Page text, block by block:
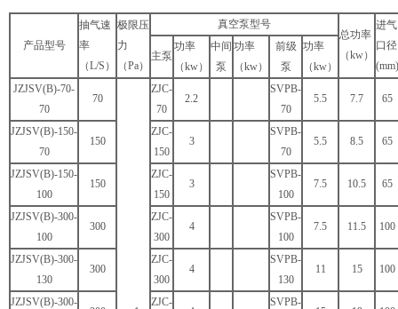
产品型号
抽气速
率
（L/S）
极限压
力
（Pa）
真空泵型号
总功率
（kw）
进气
口径
(mm)
主泵
功率
（kw）
中间
泵
功率
（kw）
前级
泵
功率
（kw）
JZJSV(B)-70-
70
70
ZJC-
70
2.2
SVPB-
70
5.5 7.7 65
JZJSV(B)-150-
70
150
ZJC-
150
3
SVPB-
70
5.5 8.5 65
JZJSV(B)-150-
100
150
ZJC-
150
3
SVPB-
100
7.5 10.5 65
JZJSV(B)-300-
100
300
ZJC-
300
4
SVPB-
100
7.5 11.5 100
JZJSV(B)-300-
130
300
ZJC-
300
4
SVPB-
130
11 15 100
JZJSV(B)-300- ZJC- SVPB-